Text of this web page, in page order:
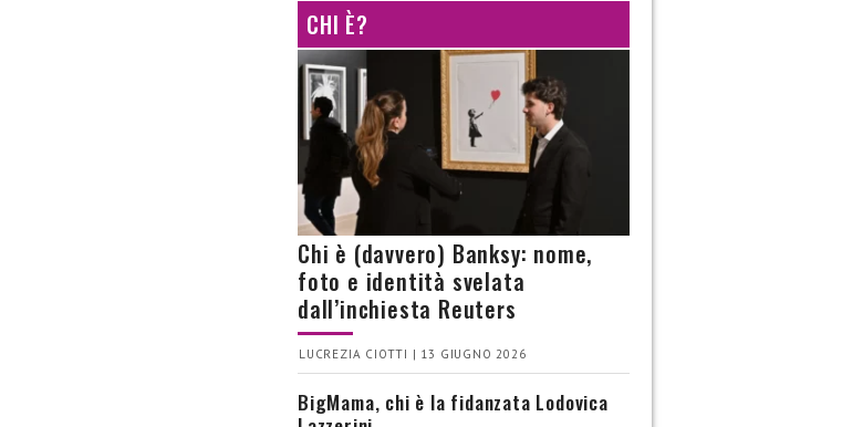
CHI È?
Chi è (davvero) Banksy: nome,
foto e identità svelata
dall’inchiesta Reuters
LUCREZIA CIOTTI | 13 GIUGNO 2026
BigMama, chi è la fidanzata Lodovica